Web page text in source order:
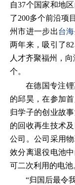
自37个国家和地
了200多个前沿项
州市进一步出台海
两年来，吸引了
人才齐聚福州，
个。
在德国专注
的邱昊，在参加
归学子的创业故
的回收再生技术
公司。公司采用
效分离退役电池
可二次利用的电池
“归国后最令